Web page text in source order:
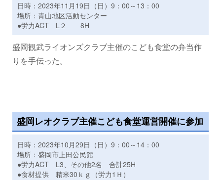
日時：2023年11月19日（日）9：00～13：00
場所：青山地区活動センター
●労力ACT L２ 8H
盛岡観武ライオンズクラブ主催のこども食堂の弁当作
りを手伝った。
盛岡レオクラブ主催こども食堂運営開催に参加
日時：2023年10月29日（日）9：00～14：00
場所：盛岡市上田公民館
●労力ACT L3、その他2名 合計25H
●食材提供 精米30ｋｇ（労力1Ｈ）